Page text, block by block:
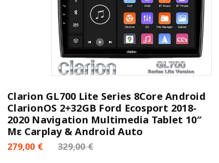
Clarion GL700 Lite Series 8Core Android
ClarionOS 2+32GB Ford Ecosport 2018-
2020 Navigation Multimedia Tablet 10″
Με Carplay & Android Auto
329,00€
279,00 €